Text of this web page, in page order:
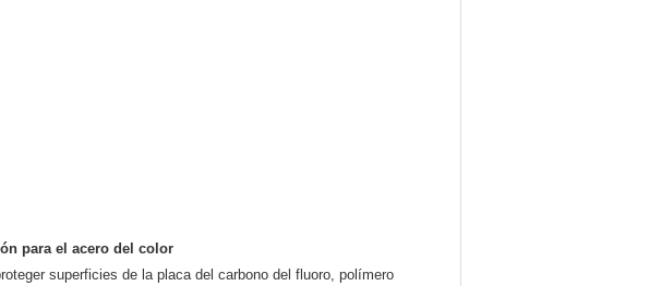
parael acero del color
superficies de la placa del carbono del fluoro, polímero